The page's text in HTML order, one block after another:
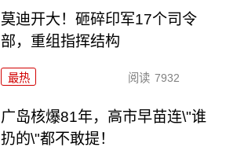
莫迪开大！砸碎印军17个司令
部，重组指挥结构
最热 阅读 7932
广岛核爆81年，高市早苗连\"谁
扔的\"都不敢提！